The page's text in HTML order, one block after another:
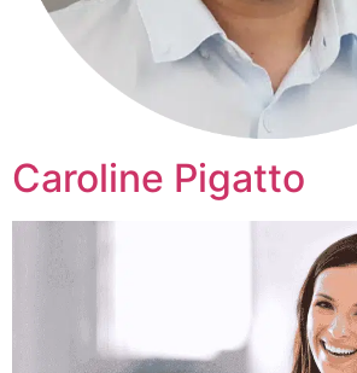
Caroline Pigatto